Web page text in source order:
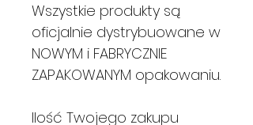
Wszystkie produkty są
oficjalnie dystrybuowane w
NOWYM i FABRYCZNIE
ZAPAKOWANYM opakowaniu.
Ilość Twojego zakupu